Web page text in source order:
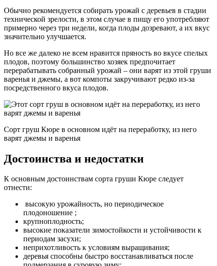
Обычно рекомендуется собирать урожай с деревьев в стадии
технической зрелости, в этом случае в пищу его употребляют
примерно через три недели, когда плоды дозревают, а их вкус
значительно улучшается.
Но все же далеко не всем нравится пряность во вкусе спелых
плодов, поэтому большинство хозяек предпочитает
перерабатывать собранный урожай – они варят из этой груши
варенья и джемы, а вот компоты закручивают редко из-за
посредственного вкуса плодов.
Сорт груш Кюре в основном идёт на переработку, из него
варят джемы и варенья
Достоинства и недостатки
К основным достоинствам сорта груши Кюре следует
отнести:
высокую урожайность, но периодическое
плодоношение ;
крупноплодность;
высокие показатели зимостойкости и устойчивости к
периодам засухи;
неприхотливость к условиям выращивания;
деревья способны быстро восстанавливаться после